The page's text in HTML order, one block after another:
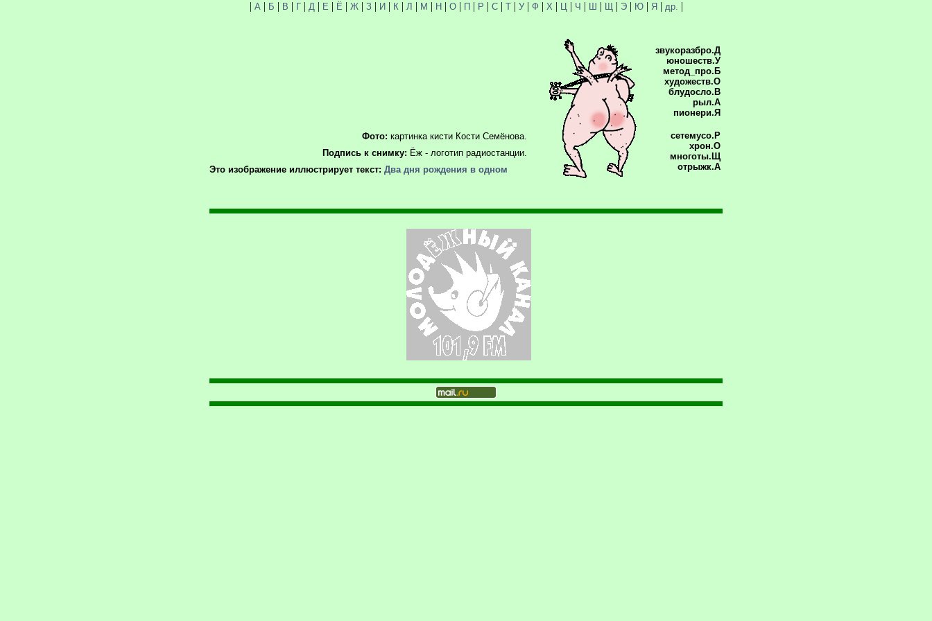
| А | Б | В | Г| Д | Е | Ё | Ж| З| И| К | Л | М | Н| О| П| Р | С| Т| У| Ф | Х | Ц | Ч | Ш | Щ | Э| Ю| Я| др. |
Фото: картинка кисти Кости Семёнова.
Подпись к снимку: Ёж - логотип радиостанции.
Это изображение иллюстрирует текст: Два дня рождения в одном
звукоразбро.Д
юношеств.У
метод_про.Б
художеств.О
блудосло.В
рыл.А
пионери.Я
сетемусо.Р
хрон.О
многоты.Щ
отрыжк.А